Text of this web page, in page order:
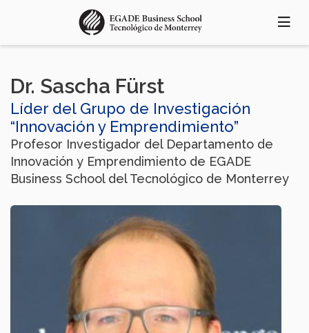
principal
Dr. Sascha Fürst
Líder del Grupo de Investigación
“Innovación y Emprendimiento”
Profesor Investigador del Departamento de
Innovación y Emprendimiento de EGADE
Business School del Tecnológico de Monterrey